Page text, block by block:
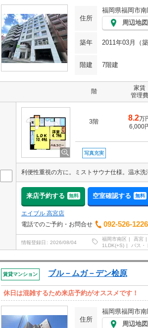
住所
福岡県福岡市
周辺地図
築年 2011年03月（築
階建 7階建
階
家賃
管理費
3階 8.2万
6,000
写真充実
利便性重視の方に。ミストサウナ仕様。温水洗
来店予約する 無料 空室確認する 無料
エイブル 高宮店
電話でのご予約・お問合せ
092-526-1226
情報登録日 2026/08/04
福岡市南区 高宮
1LDK(+S)
バス・
賃貸マンション ブル－ムガ－デン桧原
休日は混雑するため来店予約がオススメです！
住所
福岡県福岡市
周辺地図